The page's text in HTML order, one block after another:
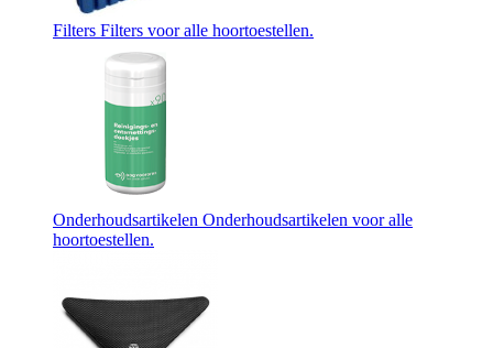
Filters Filters voor alle hoortoestellen.
Onderhoudsartikelen Onderhoudsartikelen voor alle
hoortoestellen.